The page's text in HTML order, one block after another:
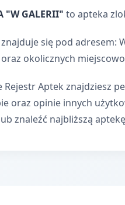
"W GALERII" to apteka
się pod adresem:
okolicznych
Rejestr Aptek znajdziesz
oraz opinie innych
znaleźć najbliższą